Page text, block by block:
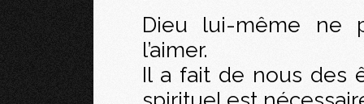
Dieu lui-même ne
l’aimer.
Il a fait de nous des